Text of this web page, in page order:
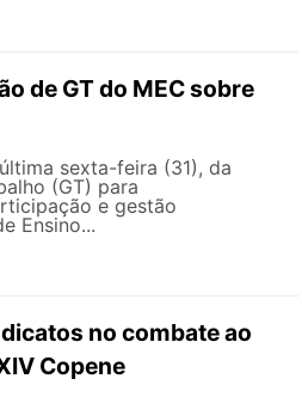
de GT do MEC sobre
sexta-feira (31), da
(GT) para
e gestão
Ensino...
no combate ao
Copene